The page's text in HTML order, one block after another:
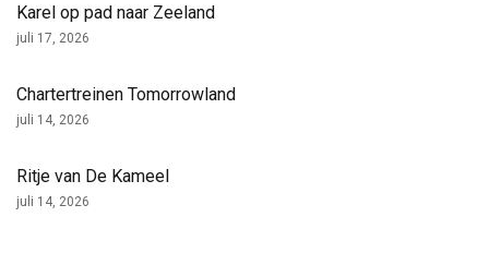
Karel op pad naar Zeeland
juli 17, 2026
Chartertreinen Tomorrowland
juli 14, 2026
Ritje van De Kameel
juli 14, 2026